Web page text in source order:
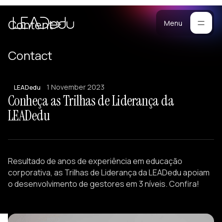
Menu
are
Methodology
Portfolio
Content
Cases
Blog
Materials
Contact
Conheça as Trilhas de Liderança da
LEADedu
LEADedu 1 November 2023
Resultado de anos de experiência em educação
corporativa, as Trilhas de Liderança da LEADedu apoiam
o desenvolvimento de gestores em 3 níveis. Confira!